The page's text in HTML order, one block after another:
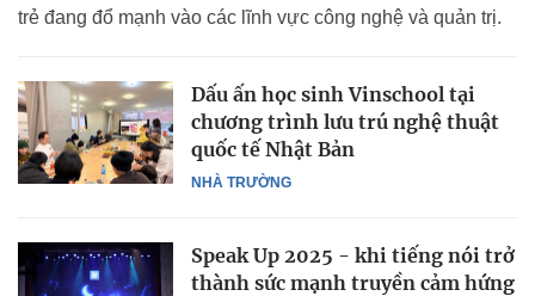
trẻ đang đổ mạnh vào các lĩnh vực công nghệ và quản trị.
NHÀ TRƯỜNG
Dấu ấn học sinh Vinschool tại
chương trình lưu trú nghệ thuật
quốc tế Nhật Bản
Speak Up 2025 - khi tiếng nói trở
thành sức mạnh truyền cảm hứng